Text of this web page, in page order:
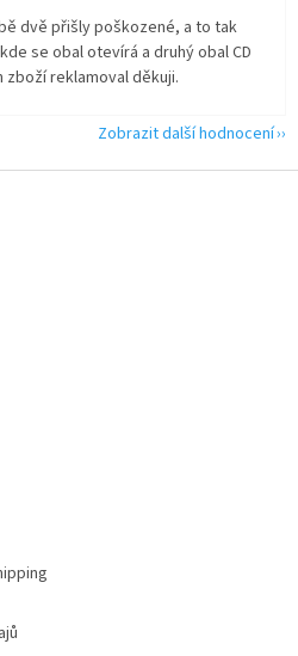
dvě přišly poškozené, a to tak
se obal otevírá a druhý obal CD
zboží reklamoval děkuji.
Zobrazit další hodnocení